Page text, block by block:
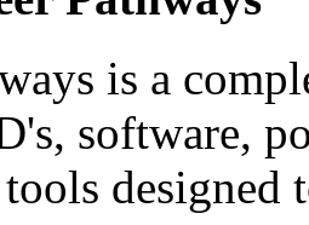
is a
software,
designed